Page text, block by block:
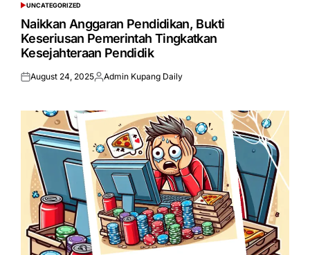
POSTED
IN
UNCATEGORIZED
Naikkan Anggaran Pendidikan, Bukti
Keseriusan Pemerintah Tingkatkan
Kesejahteraan Pendidik
Posted
August 24, 2025Posted
Admin Kupang Daily